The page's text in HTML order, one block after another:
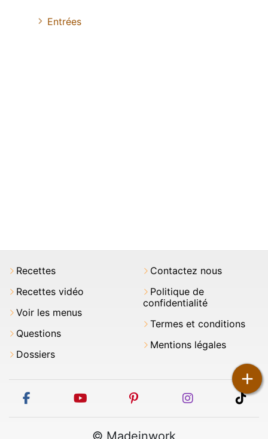
+
Entrées
Recettes
Recettes vidéo
Voir les menus
Questions
Dossiers
Contactez nous
Politique de
confidentialité
Termes et conditions
Mentions légales
facebook youtube pinterest instagram